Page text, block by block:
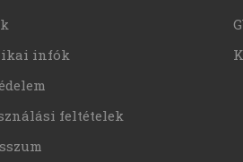
infók
feltételek